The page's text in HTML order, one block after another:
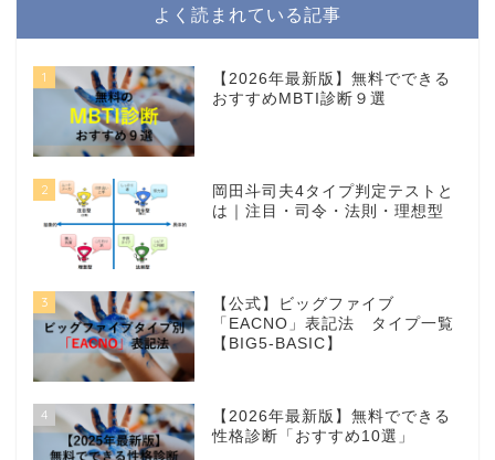
よく読まれている記事
1
【2026年最新版】無料でできる
おすすめMBTI診断９選
2
岡田斗司夫4タイプ判定テストと
は｜注目・司令・法則・理想型
3
【公式】ビッグファイブ
「EACNO」表記法 タイプ一覧
【BIG5-BASIC】
4
【2026年最新版】無料でできる
性格診断「おすすめ10選」